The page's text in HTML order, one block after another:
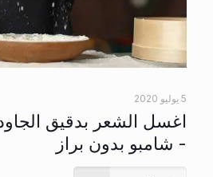
5 يوليو 2020
- شامبو بدون براز